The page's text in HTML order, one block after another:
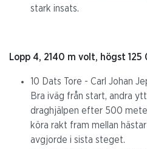
stark insats.
Lopp 4, 2140 m volt, högst 125
10 Dats Tore - Carl Johan
Bra iväg från start, andra
draghjälpen efter 500
köra rakt fram mellan
avgjorde i sista steget.